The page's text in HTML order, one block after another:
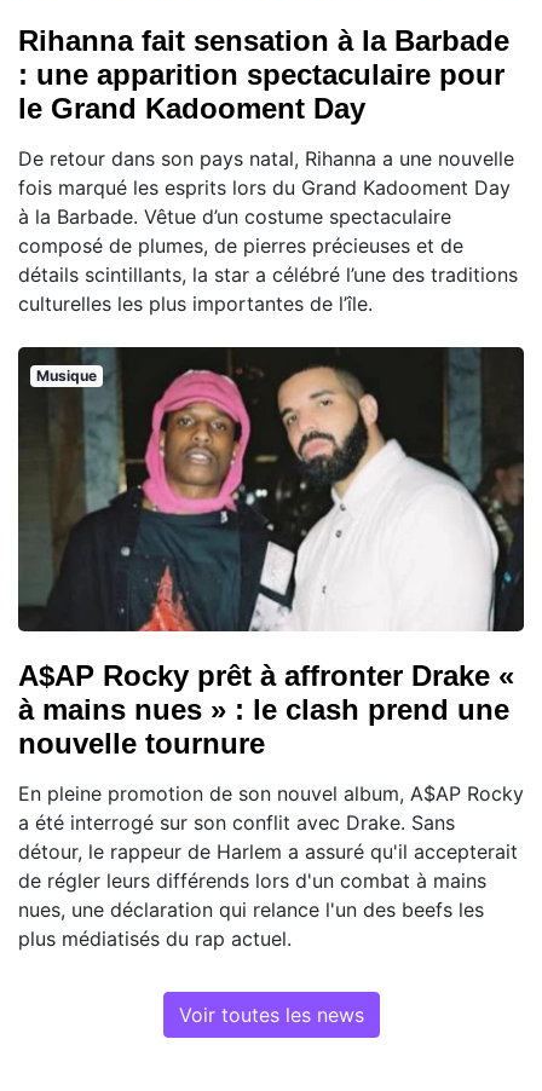
Rihanna fait sensation à la Barbade
: une apparition spectaculaire pour
le Grand Kadooment Day
De retour dans son pays natal, Rihanna a une nouvelle
fois marqué les esprits lors du Grand Kadooment Day
à la Barbade. Vêtue d’un costume spectaculaire
composé de plumes, de pierres précieuses et de
détails scintillants, la star a célébré l’une des traditions
culturelles les plus importantes de l’île.
Musique
A$AP Rocky prêt à affronter Drake «
à mains nues » : le clash prend une
nouvelle tournure
En pleine promotion de son nouvel album, A$AP Rocky
a été interrogé sur son conflit avec Drake. Sans
détour, le rappeur de Harlem a assuré qu'il accepterait
de régler leurs différends lors d'un combat à mains
nues, une déclaration qui relance l'un des beefs les
plus médiatisés du rap actuel.
Voir toutes les news